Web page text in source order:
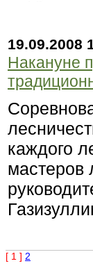
19.09.2008
Накануне
каждого
мастеров
[ 1 ] 2